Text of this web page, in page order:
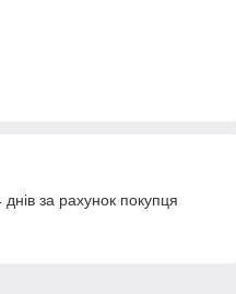
за рахунок покупця